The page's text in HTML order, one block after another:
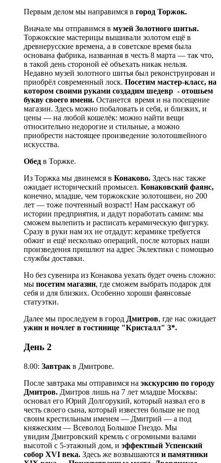
Первым делом мы направимся в город Торжок.
Вначале мы отправимся в музей Золотного шитья.
Торжокские мастерицы вышивали золотом ещё в
древнерусские времена, а в советское время была
основана фабрика, названная в честь 8 марта — так что,
в такой день стороной её объехать никак нельзя.
Недавно музей золотного шитья был реконструирован и
приобрёл современный лоск. Посетим мастер-класс, на
котором своими руками создадим шедевр - отошьем
букву своего имени. Останется время и на посещение
магазин. Здесь можно побаловать и себя, и близких, и
цены — на любой кошелёк: можно найти вещи
относительно недорогие и стильные, а можно
приобрести настоящее произведение золотошвейного
искусства.
Обед в Торжке.
Из Торжка мы двинемся в Конаково. Здесь нас также
ожидает исторический промысел. Конаковский фаянс,
конечно, младше, чем торжокские золотошвеи, но 200
лет — тоже почтенный возраст! Нам расскажут об
истории предприятия, и дадут поработать самим: мы
сможем вылепить и расписать керамическую фигурку.
Сразу в руки нам их не отдадут: керамике требуется
обжиг и ещё несколько операций, после которых наши
произведения пришлют на адрес Эклектики с помощью
службы доставки.
Но без сувенира из Конакова уехать будет очень сложно:
мы посетим магазин, где сможем выбрать подарок для
себя и для близких. Особенно хороши фаянсовые
статуэтки.
Далее мы проследуем в город Дмитров, где нас ожидает
ужин и ночлег в гостинице "Кристалл" 3*.
День 2
8.00: Завтрак в Дмитрове.
После завтрака мы отправимся на экскурсию по городу
Дмитров. Дмитров лишь на 7 лет младше Москвы:
основал его Юрий Долгорукий, который назвал его в
честь своего сына, который известен больше не под
своим крестильным именем — Дмитрий — а под
княжеским — Всеволод Большое Гнездо. Мы
увидим Дмитровский кремль с огромными валами
высотой с 5-этажный дом, и эффектный Успенский
собор XVI века. Здесь же возвышаются и памятники